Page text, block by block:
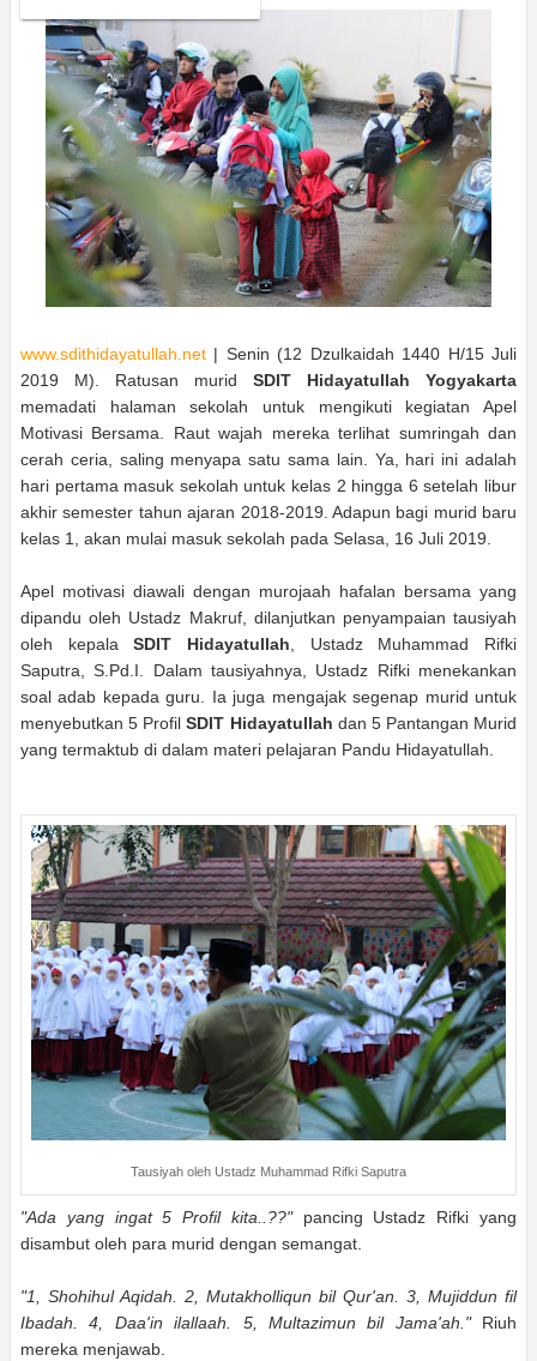
www.sdithidayatullah.net | Senin (12 Dzulkaidah 1440 H/15 Juli
2019 M). Ratusan murid SDIT Hidayatullah Yogyakarta
memadati halaman sekolah untuk mengikuti kegiatan Apel
Motivasi Bersama. Raut wajah mereka terlihat sumringah dan
cerah ceria, saling menyapa satu sama lain. Ya, hari ini adalah
hari pertama masuk sekolah untuk kelas 2 hingga 6 setelah libur
akhir semester tahun ajaran 2018-2019. Adapun bagi murid baru
kelas 1, akan mulai masuk sekolah pada Selasa, 16 Juli 2019.
Apel motivasi diawali dengan murojaah hafalan bersama yang
dipandu oleh Ustadz Makruf, dilanjutkan penyampaian tausiyah
oleh kepalaSDIT Hidayatullah , Ustadz Muhammad Rifki
Saputra, S.Pd.I. Dalam tausiyahnya, Ustadz Rifki menekankan
soal adab kepada guru. Ia juga mengajak segenap murid untuk
menyebutkan 5 ProfilSDIT Hidayatullah dan 5 Pantangan Murid
yang termaktub di dalam materi pelajaran Pandu Hidayatullah.
Tausiyah oleh Ustadz Muhammad Rifki Saputra
"Ada yang ingat 5 Profil kita..??"pancing Ustadz Rifki yang
disambut oleh para murid dengan semangat.
"1, Shohihul Aqidah. 2, Mutakholliqun bil Qur'an. 3, Mujiddun fil
Ibadah. 4, Daa'in ilallaah. 5, Multazimun bil Jama'ah."Riuh
mereka menjawab.